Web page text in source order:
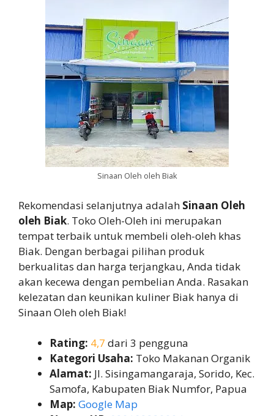
Sinaan Oleh oleh Biak
Rekomendasi selanjutnya adalah Sinaan Oleh
oleh Biak. Toko Oleh-Oleh ini merupakan
tempat terbaik untuk membeli oleh-oleh khas
Biak. Dengan berbagai pilihan produk
berkualitas dan harga terjangkau, Anda tidak
akan kecewa dengan pembelian Anda. Rasakan
kelezatan dan keunikan kuliner Biak hanya di
Sinaan Oleh oleh Biak!
Rating: 4,7 dari 3 pengguna
Kategori Usaha: Toko Makanan Organik
Alamat: Jl. Sisingamangaraja, Sorido, Kec.
Samofa, Kabupaten Biak Numfor, Papua
Map: Google Map